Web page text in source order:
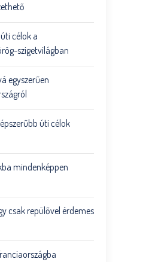
célok a
szigetvilágban
egyszerűen
úti célok
mindenképpen
csak repülővel érdemes